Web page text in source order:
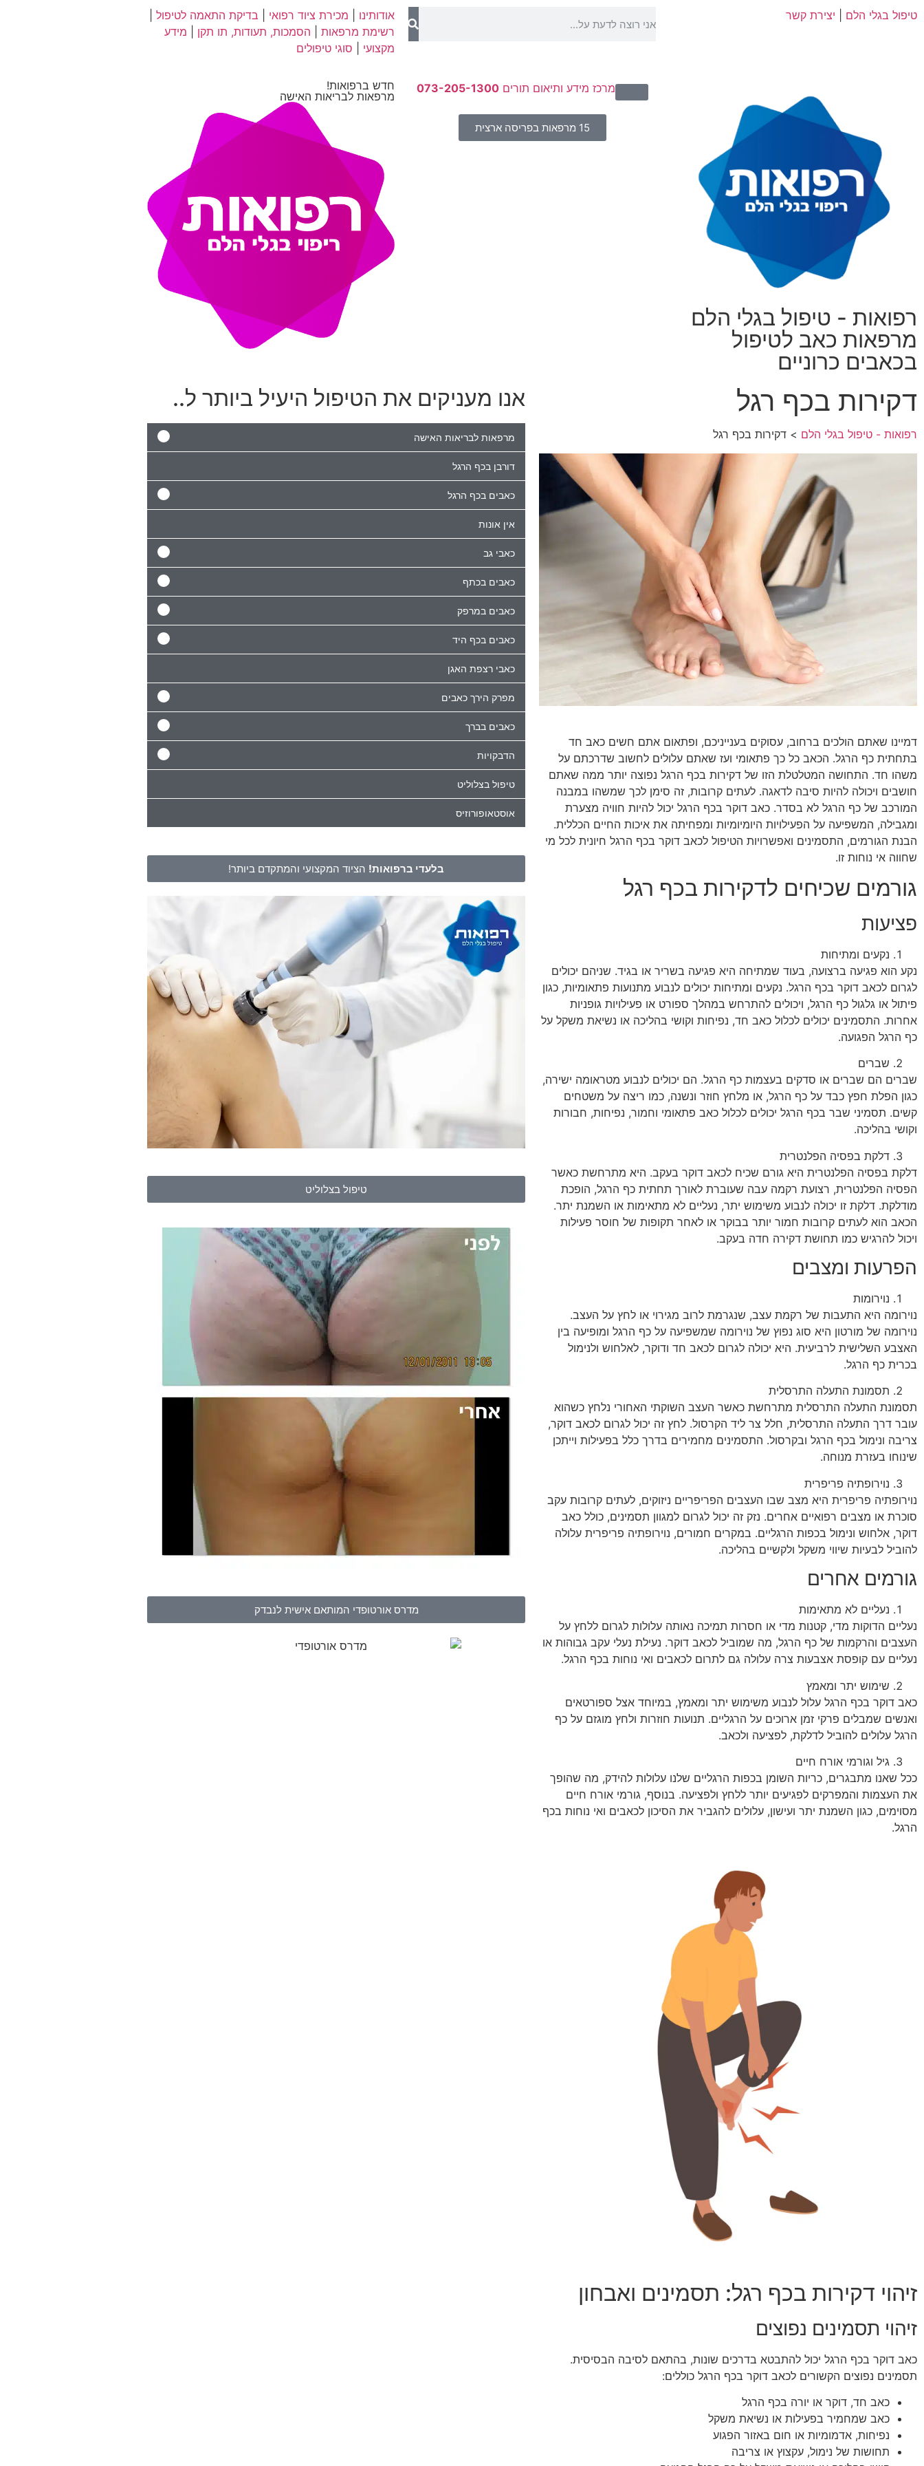
טיפול בגלי הלם יצירת קשר אודותינו מכירת ציוד רפואי בדיקת התאמה לטיפול|
רשימת מרפאות| הסמכות, תעודות, תו תקן
מידע
מקצועי
סוגי טיפולים
רפואות - טיפול בגלי הלם
מרפאות כאב לטיפול
בכאבים כרוניים
מרכז מידע ותיאום תורים073-205-1300
15 מרפאות בפריסה ארצית
חדש ברפואות!
מרפאות לבריאות האישה
דקירות בכף רגל
רפואות - טיפול בגלי הלם > דקירות בכף רגל
דמיינו שאתם הולכים ברחוב, עסוקים בענייניכם, ופתאום אתם חשים כאב חד
בתחתית כף הרגל. הכאב כל כך פתאומי ועז שאתם עלולים לחשוב שדרכתם על
משהו חד. התחושה המטלטלת הזו של דקירות בכף הרגל נפוצה יותר ממה שאתם
חושבים ויכולה להיות סיבה לדאגה. לעתים קרובות, זה סימן לכך שמשהו במבנה
המורכב של כף הרגל לא בסדר. כאב דוקר בכף הרגל יכול להיות חוויה מצערת
ומגבילה, המשפיעה על הפעילויות היומיומיות ומפחיתה את איכות החיים הכללית.
הבנת הגורמים, התסמינים ואפשרויות הטיפול לכאב דוקר בכף הרגל חיונית לכל מי
שחווה אי נוחות זו.
גורמים שכיחים לדקירות בכף רגל
פציעות
נקעים ומתיחות
נקע הוא פגיעה ברצועה, בעוד שמתיחה היא פגיעה בשריר או בגיד. שניהם יכולים
לגרום לכאב דוקר בכף הרגל. נקעים ומתיחות יכולים לנבוע מתנועות פתאומיות, כגון
פיתול או גלגול כף הרגל, ויכולים להתרחש במהלך ספורט או פעילויות גופניות
אחרות. התסמינים יכולים לכלול כאב חד, נפיחות וקושי בהליכה או נשיאת משקל על
כף הרגל הפגועה.
שברים
שברים הם שברים או סדקים בעצמות כף הרגל. הם יכולים לנבוע מטראומה ישירה,
כגון הפלת חפץ כבד על כף הרגל, או מלחץ חוזר ונשנה, כמו ריצה על משטחים
קשים. תסמיני שבר בכף הרגל יכולים לכלול כאב פתאומי וחמור, נפיחות, חבורות
וקושי בהליכה.
דלקת בפסיה הפלנטרית
דלקת בפסיה הפלנטרית היא גורם שכיח לכאב דוקר בעקב. היא מתרחשת כאשר
הפסיה הפלנטרית, רצועת רקמה עבה שעוברת לאורך תחתית כף הרגל, הופכת
מודלקת. דלקת זו יכולה לנבוע משימוש יתר, נעליים לא מתאימות או השמנת יתר.
הכאב הוא לעתים קרובות חמור יותר בבוקר או לאחר תקופות של חוסר פעילות
ויכול להרגיש כמו תחושת דקירה חדה בעקב.
הפרעות ומצבים
נוירומות
נוירומה היא התעבות של רקמת עצב, שנגרמת לרוב מגירוי או לחץ על העצב.
נוירומה של מורטון היא סוג נפוץ של נוירומה שמשפיעה על כף הרגל ומופיעה בין
האצבע השלישית לרביעית. היא יכולה לגרום לכאב חד ודוקר, לאלחוש ולנימול
בכרית כף הרגל.
תסמונת התעלה התרסלית
תסמונת התעלה התרסלית מתרחשת כאשר העצב השוקתי האחורי נלחץ כשהוא
עובר דרך התעלה התרסלית, חלל צר ליד הקרסול. לחץ זה יכול לגרום לכאב דוקר,
צריבה ונימול בכף הרגל ובקרסול. התסמינים מחמירים בדרך כלל בפעילות וייתכן
שינוחו בעזרת מנוחה.
נוירופתיה פריפרית
נוירופתיה פריפרית היא מצב שבו העצבים הפריפריים ניזוקים, לעתים קרובות עקב
סוכרת או מצבים רפואיים אחרים. נזק זה יכול לגרום למגוון תסמינים, כולל כאב
דוקר, אלחוש ונימול בכפות הרגליים. במקרים חמורים, נוירופתיה פריפרית עלולה
להוביל לבעיות שיווי משקל ולקשיים בהליכה.
גורמים אחרים
נעליים לא מתאימות
נעליים הדוקות מדי, קטנות מדי או חסרות תמיכה נאותה עלולות לגרום ללחץ על
העצבים והרקמות של כף הרגל, מה שמוביל לכאב דוקר. נעילת נעלי עקב גבוהות או
נעליים עם קופסת אצבעות צרה עלולה גם לתרום לכאבים ואי נוחות בכף הרגל.
שימוש יתר ומאמץ
כאב דוקר בכף הרגל עלול לנבוע משימוש יתר ומאמץ, במיוחד אצל ספורטאים
ואנשים שמבלים פרקי זמן ארוכים על הרגליים. תנועות חוזרות ולחץ מוגזם על כף
הרגל עלולים להוביל לדלקת, לפציעה ולכאב.
גיל וגורמי אורח חיים
ככל שאנו מתבגרים, כריות השומן בכפות הרגליים שלנו עלולות להידק, מה שהופך
את העצמות והמפרקים לפגיעים יותר ללחץ ולפציעה. בנוסף, גורמי אורח חיים
מסוימים, כגון השמנת יתר ועישון, עלולים להגביר את הסיכון לכאבים ואי נוחות בכף
הרגל.
זיהוי דקירות בכף רגל: תסמינים ואבחון
זיהוי תסמינים נפוצים
כאב דוקר בכף הרגל יכול להתבטא בדרכים שונות, בהתאם לסיבה הבסיסית.
תסמינים נפוצים הקשורים לכאב דוקר בכף הרגל כוללים:
כאב חד, דוקר או יורה בכף הרגל
כאב שמחמיר בפעילות או נשיאת משקל
נפיחות, אדמומיות או חום באזור הפגוע
תחושות של נימול, עקצוץ או צריבה
אנו מעניקים את הטיפול היעיל ביותר ל..
מרפאות לבריאות האישה
דורבן בכף הרגל
כאבים בכף הרגל
אין אונות
כאבי גב
כאבים בכתף
כאבים במרפק
כאבים בכף היד
כאבי רצפת האגן
מפרק הירך כאבים
כאבים בברך
הדבקויות
טיפול בצלוליט
אוסטאופורוזיס
בלעדי ברפואות! הציוד המקצועי והמתקדם ביותר!
טיפול בצלוליט
מדרס אורטופדי המותאם אישית לנבדק